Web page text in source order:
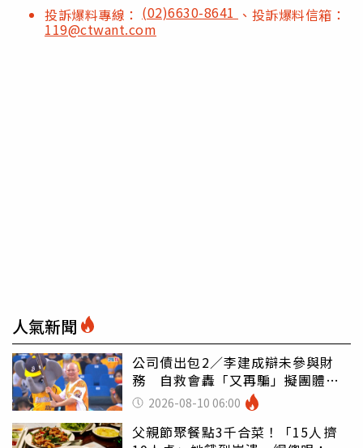
投訴爆料專線： (02)6630-8641 、投訴爆料信箱：
119@ctwant.com
人氣新聞
公司債出包2／李建成辯未參與財
務 自救會轟「又再騙」擬團體訴
訟 2026-08-10 06:00
父親節聚餐點3千合菜！「15人擠